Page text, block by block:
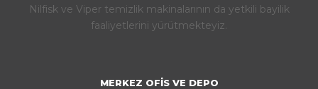
Nilfisk ve Viper temizlik makinalarının da yetkili bayilik
faaliyetlerini yürütmekteyiz.
MERKEZ OFIS VE DEPO